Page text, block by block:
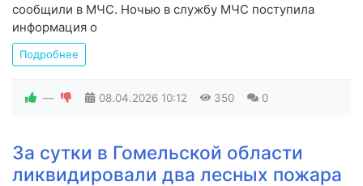
сообщили в МЧС. Ночью в службу МЧС поступила
информация о
Подробнее
— 08.04.2026 10:12 350 0
За сутки в Гомельской области
ликвидировали два лесных пожара